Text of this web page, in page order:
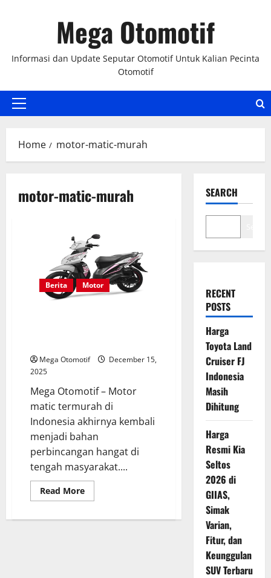
Mega Otomotif
Informasi dan Update Seputar Otomotif Untuk Kalian Pecinta
Otomotif
Primary
Home motor-matic-murah
motor-matic-murah
Berita Motor
Mega Otomotif
December 15,
2025
Mega Otomotif – Motor
matic termurah di
Indonesia akhirnya kembali
menjadi bahan
perbincangan hangat di
tengah masyarakat....
Read MoreRead
more
Matic
SEARCH
RECENT
POSTS
Harga
Toyota Land
Cruiser FJ
Indonesia
Masih
Dihitung
Harga
Resmi Kia
Seltos
2026 di
GIIAS,
Simak
Varian,
Fitur, dan
Keunggulan
SUV Terbaru